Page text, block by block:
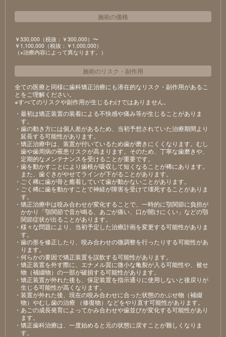
施術の価格
￥330,000（税抜：￥300,000）〜
￥1,100,000（税抜：￥1,000,000）
（※治療内容によって異なります。）
施術のリスク ・ 副作用
全ての医療と同様に歯科矯正治療にも潜在的なリスク・副作用があるこ
とをご理解ください。
※すべてのリスクや副作用が生じるわけではありません。
・最初は矯正装置の装着による不快感や痛み等が生じることがありま
す。
・歯の動き方には個人差があるため、当初予想されていた治療期間より
延長する可能性があります。
・矯正治療中は、装置が付いているため歯が磨きにくくなります。むし
歯や歯周病の罹患リスクが高まります。そのため、丁寧な歯磨きや、
定期的なメンテナンスを受けることが重要です。
・歯を動かすことにより歯根が吸収して短くなることが稀にあります。
また、歯ぐきがやせてラインが下がることがあります。
・ごく稀に歯が骨と癒着していて歯が動かないことがあります。
・ごく稀に歯を動かすことで神経が障害を受けて壊死することがありま
す。
・矯正治療中は咬み合わせが変化することで、一時的に顎関節に負担が
かかり「顎関節で音が鳴る、あごが痛い、口が開けにくい」などの顎
関節症状が出ることがあります。
・様々な問題により、当初予定した治療計画を変更する可能性がありま
す。
・歯の形を修正したり、咬み合わせの微調整を行ったりする可能性があ
ります。
・何らかの要因で矯正装置を誤飲する可能性があります。
・矯正装置を外す際に、エナメル質に微小な亀裂が入る可能性や、被せ
物（補綴物）の一部が破損する可能性があります。
・矯正装置が外れた後も、保定装置を指示通りに使用しないと後戻りが
生じる可能性が高くなります。
・装置が外れた後、現在の咬み合わせに合った状態のかぶせ物（補綴
物）やむし歯の治療 （修復物）などをやり直す可能性があります。
・あごの成長発育によってかみ合わせや歯並びが変化する可能性があり
ます。
・矯正歯科治療は、一度始めると元の状態に戻すことが難しくなりま
す。